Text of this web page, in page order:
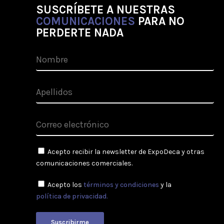
SUSCRÍBETE A NUESTRAS
COMUNICACIONES PARA NO
PERDERTE NADA
Acepto recibir la newsletter de ExpoDeca y otras
comunicaciones comerciales.
Acepto los términos y condiciones y la
política de privacidad.
Suscribirme